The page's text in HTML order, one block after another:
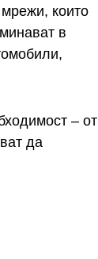
които
в
– от
да